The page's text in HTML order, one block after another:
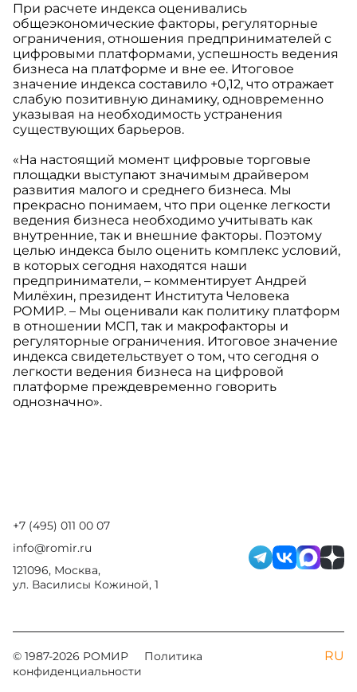
При расчете индекса оценивались
общеэкономические факторы, регуляторные
ограничения, отношения предпринимателей с
цифровыми платформами, успешность ведения
бизнеса на платформе и вне ее. Итоговое
значение индекса составило +0,12, что отражает
слабую позитивную динамику, одновременно
указывая на необходимость устранения
существующих барьеров.
«На настоящий момент цифровые торговые
площадки выступают значимым драйвером
развития малого и среднего бизнеса. Мы
прекрасно понимаем, что при оценке легкости
ведения бизнеса необходимо учитывать как
внутренние, так и внешние факторы. Поэтому
целью индекса было оценить комплекс условий,
в которых сегодня находятся наши
предприниматели, – комментирует Андрей
Милёхин, президент Института Человека
РОМИР. – Мы оценивали как политику платформ
в отношении МСП, так и макрофакторы и
регуляторные ограничения. Итоговое значение
индекса свидетельствует о том, что сегодня о
легкости ведения бизнеса на цифровой
платформе преждевременно говорить
однозначно».
+7 (495) 011 00 07
info@romir.ru
121096, Москва,
ул. Василисы Кожиной, 1
© 1987-2026 РОМИР
Политика
конфиденциальности
RU